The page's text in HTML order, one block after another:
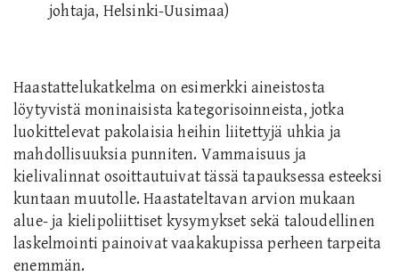
johtaja, Helsinki-Uusimaa)
Haastattelukatkelma on esimerkki aineistosta
löytyvistä moninaisista kategorisoinneista, jotka
luokittelevat pakolaisia heihin liitettyjä uhkia ja
mahdollisuuksia punniten. Vammaisuus ja
kielivalinnat osoittautuivat tässä tapauksessa esteeksi
kuntaan muutolle. Haastateltavan arvion mukaan
alue- ja kielipoliittiset kysymykset sekä taloudellinen
laskelmointi painoivat vaakakupissa perheen tarpeita
enemmän.